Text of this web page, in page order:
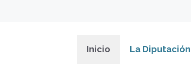
Inicio La Diputación